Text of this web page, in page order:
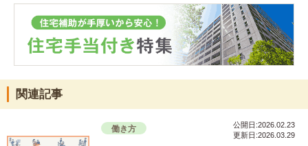
関連記事
働き方
公開日:2026.02.23
更新日:2026.03.29